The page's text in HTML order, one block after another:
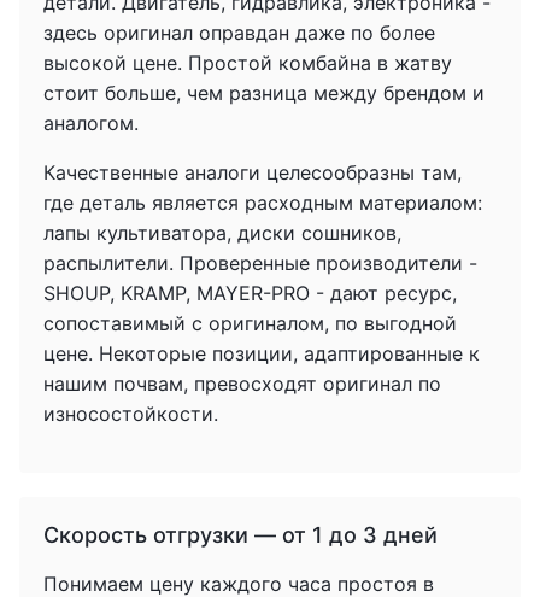
здесь оригинал оправдан даже по более
высокой цене. Простой комбайна в жатву
стоит больше, чем разница между брендом и
аналогом.
Качественные аналоги целесообразны там,
где деталь является расходным материалом:
лапы культиватора, диски сошников,
распылители. Проверенные производители -
SHOUP, KRAMP, MAYER-PRO - дают ресурс,
сопоставимый с оригиналом, по выгодной
цене. Некоторые позиции, адаптированные к
нашим почвам, превосходят оригинал по
износостойкости.
Скорость отгрузки — от 1 до 3 дней
Понимаем цену каждого часа простоя в